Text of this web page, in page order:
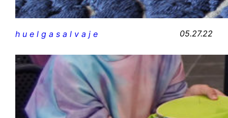
h u e l g a s a l v a j e 05.27.22